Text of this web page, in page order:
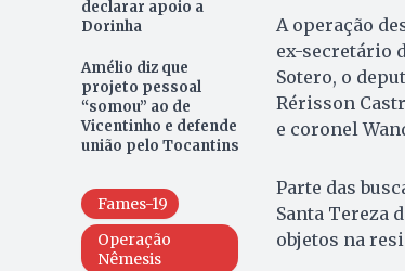
declarar apoio a
Dorinha
Amélio diz que
projeto pessoal
“somou” ao de
Vicentinho e defende
união pelo Tocantins
Fames-19
Operação
Nêmesis
A operação
ex-secretário
Sotero, o
Rérisson
e coronel
Parte das
Santa Tereza
objetos na